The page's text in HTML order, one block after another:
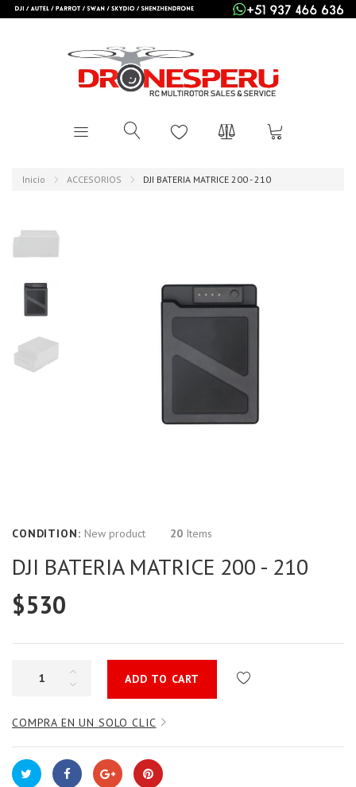
Inicio ACCESORIOS DJI BATERIA MATRICE 200 - 210
CONDITION: New product 20 Items
DJI BATERIA MATRICE 200 - 210
$530
ADD TO CART
COMPRA EN UN SOLO CLIC